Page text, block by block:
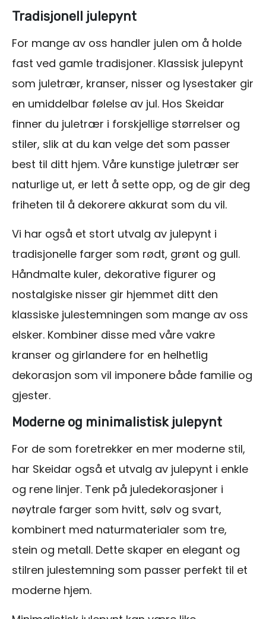
Tradisjonell julepynt
For mange av oss handler julen om å holde
fast ved gamle tradisjoner. Klassisk julepynt
som juletrær, kranser, nisser og lysestaker gir
en umiddelbar følelse av jul. Hos Skeidar
finner du juletrær i forskjellige størrelser og
stiler, slik at du kan velge det som passer
best til ditt hjem. Våre kunstige juletrær ser
naturlige ut, er lett å sette opp, og de gir deg
friheten til å dekorere akkurat som du vil.
Vi har også et stort utvalg av julepynt i
tradisjonelle farger som rødt, grønt og gull.
Håndmalte kuler, dekorative figurer og
nostalgiske nisser gir hjemmet ditt den
klassiske julestemningen som mange av oss
elsker. Kombiner disse med våre vakre
kranser og girlandere for en helhetlig
dekorasjon som vil imponere både familie og
gjester.
Moderne og minimalistisk julepynt
For de som foretrekker en mer moderne stil,
har Skeidar også et utvalg av julepynt i enkle
og rene linjer. Tenk på juledekorasjoner i
nøytrale farger som hvitt, sølv og svart,
kombinert med naturmaterialer som tre,
stein og metall. Dette skaper en elegant og
stilren julestemning som passer perfekt til et
moderne hjem.